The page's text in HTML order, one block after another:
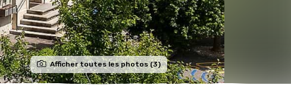
Afficher toutes les photos (3)